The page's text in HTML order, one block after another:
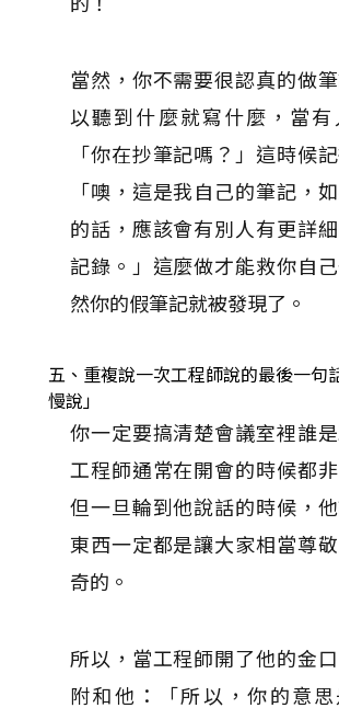
當然，你不需要很認真的做
以聽到什麼就寫什麼，當有
「你在抄筆記嗎？」這時候
「噢，這是我自己的筆記，
的話，應該會有別人有更詳
記錄。」這麼做才能救你自
然你的假筆記就被發現了。
五、重複說一次工程師說的最後一句
慢說」
你一定要搞清楚會議室裡誰是
工程師通常在開會的時候都非
但一旦輪到他說話的時候，
東西一定都是讓大家相當尊
奇的。
所以，當工程師開了他的金
附和他：「所以，你的意